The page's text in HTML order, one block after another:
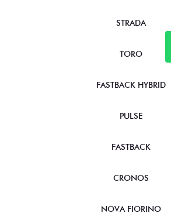
STRADA
TORO
FASTBACK HYBRID
PULSE
FASTBACK
CRONOS
NOVA FIORINO